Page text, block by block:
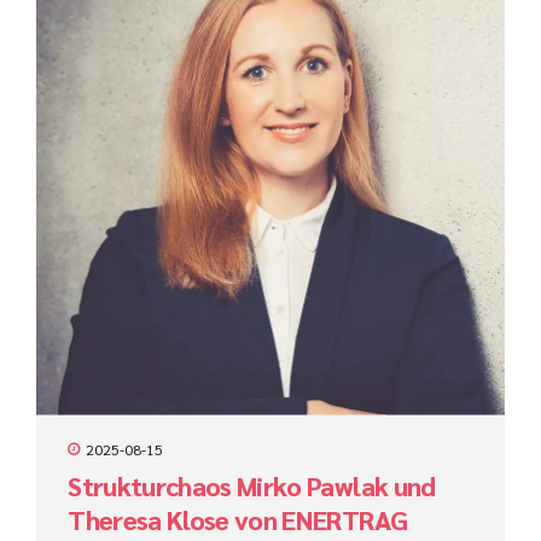
Integration. Was so einfach klingt, ist in vielen Unternehmen
eine große Herausforderung. Zwar stehen heute
leistungsfähige Tools zur Verfügung – doch der Unterschied
entsteht dort, wo Prozesse konsequent verstanden,
abgestimmt und sinnvoll automatisiert...
2025-08-15
Strukturchaos Mirko Pawlak und
Theresa Klose von ENERTRAG